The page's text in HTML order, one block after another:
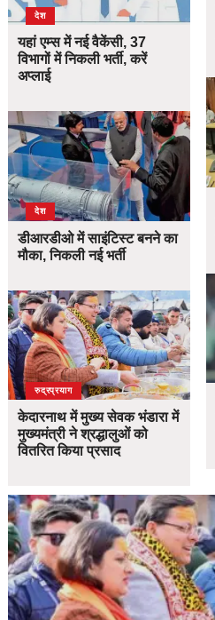
देश
यहां एम्स में नई वैकेंसी, 37
विभागों में निकली भर्ती, करें
अप्लाई
देश
डीआरडीओ में साइंटिस्ट बनने का
मौका, निकली नई भर्ती
उत्तराखंड
देश
रुद्रप्रयाग
केदारनाथ में मुख्य सेवक भंडारा में
मुख्यमंत्री ने श्रद्धालुओं को
वितरित किया प्रसाद